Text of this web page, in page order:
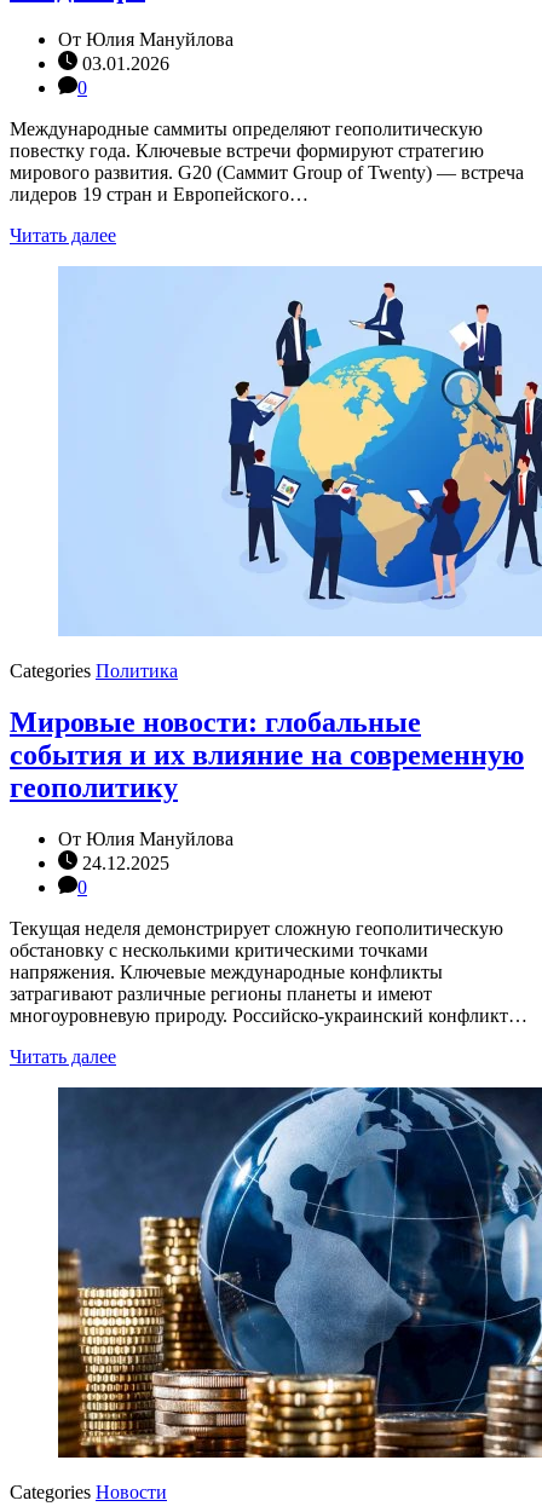
От Юлия Мануйлова
03.01.2026
0
Международные саммиты определяют геополитическую
повестку года. Ключевые встречи формируют стратегию
мирового развития. G20 (Саммит Group of Twenty) — встреча
лидеров 19 стран и Европейского…
Читать далее
Categories Политика
Мировые новости: глобальные
события и их влияние на современную
геополитику
От Юлия Мануйлова
24.12.2025
0
Текущая неделя демонстрирует сложную геополитическую
обстановку с несколькими критическими точками
напряжения. Ключевые международные конфликты
затрагивают различные регионы планеты и имеют
многоуровневую природу. Российско-украинский конфликт…
Читать далее
Categories Новости